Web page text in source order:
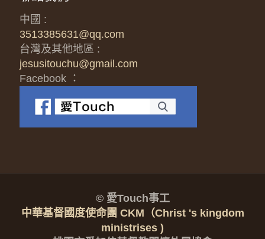
中國 :
3513385631@qq.com
台灣及其他地區 :
jesusitouchu@gmail.com
Facebook ：
© 愛Touch事工
中華基督國度使命團 CKM（Christ 's kingdom
ministrises )